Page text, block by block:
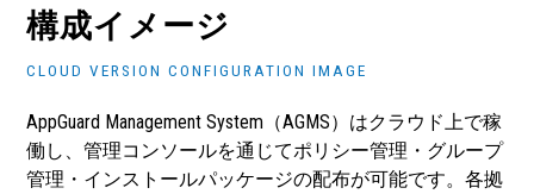
構成イメージ
CLOUD VERSION CONFIGURATION IMAGE
AppGuard Management System（AGMS）はクラウド上で稼
働し、管理コンソールを通じてポリシー管理・グループ
管理・インストールパッケージの配布が可能です。各拠